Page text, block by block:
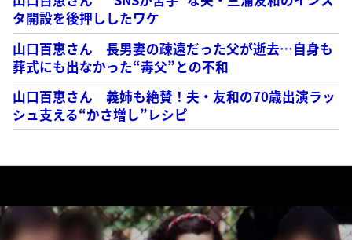
タ開設を後押ししたワケ
山口百恵さん 長男妻の疎遠だった父が逝去…自身も
葬式にも出なかった“毒父”との不和
山口百恵さん 義姉も絶賛！夫・友和の70歳出演ラッ
シュ支える“かさ増し”レシピ